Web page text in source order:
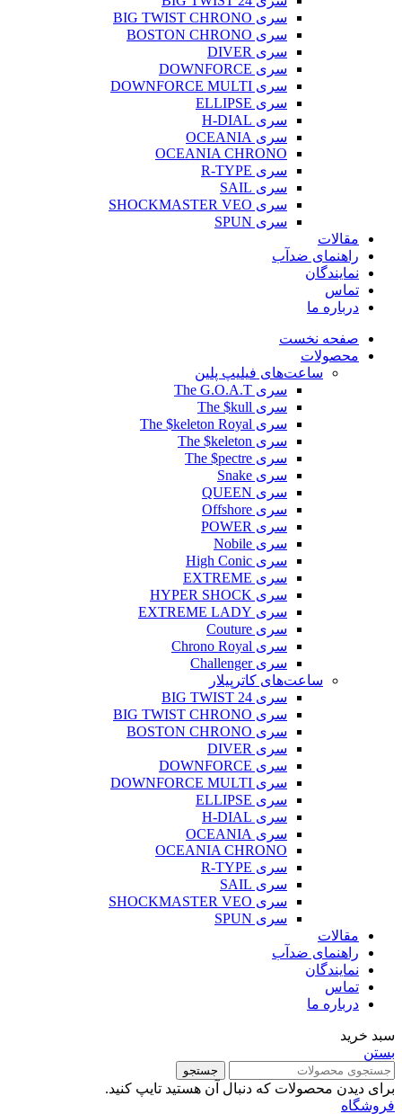
سری BIG TWIST CHRONO
سری BOSTON CHRONO
سری DIVER
سری DOWNFORCE
سری DOWNFORCE MULTI
سری ELLIPSE
سری H-DIAL
سری OCEANIA
OCEANIA CHRONO
سری R-TYPE
سری SAIL
سری SHOCKMASTER VEO
سری SPUN
مقالات
راهنمای ضدآب
نمایندگان
تماس
درباره ما
صفحه نخست
محصولات
ساعت‌های فیلیپ پلین
سری The G.O.A.T
سری The $kull
سری The $keleton Royal
سری The $keleton
سری The $pectre
سری Snake
سری QUEEN
سری Offshore
سری POWER
سری Nobile
سری High Conic
سری EXTREME
سری HYPER SHOCK
سری EXTREME LADY
سری Couture
سری Chrono Royal
سری Challenger
ساعت‌های کاترپیلار
سری BIG TWIST 24
سری BIG TWIST CHRONO
سری BOSTON CHRONO
سری DIVER
سری DOWNFORCE
سری DOWNFORCE MULTI
سری ELLIPSE
سری H-DIAL
سری OCEANIA
OCEANIA CHRONO
سری R-TYPE
سری SAIL
سری SHOCKMASTER VEO
سری SPUN
مقالات
راهنمای ضدآب
نمایندگان
تماس
درباره ما
سبد خرید
بستن
جستجو
برای دیدن محصولات که دنبال آن هستید تایپ کنید.
فروشگاه